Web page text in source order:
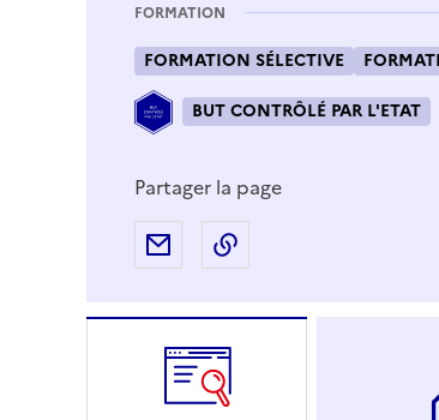
FORMATION
FORMATION SÉLECTIVE
BUT CONTRÔLÉ PAR L'ETAT
Partager la page
Partager par e-mail